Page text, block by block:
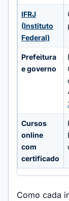
IFRJ
(Instituto
Federal)
Prefeitura
e governo
Cursos
online
com
certificado
Como cada